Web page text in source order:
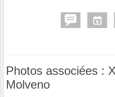
Photos associées :
Molveno